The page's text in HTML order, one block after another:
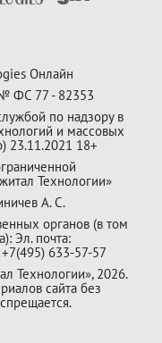
Онлайн
ФС 77 - 82353
по надзору в
и массовых
23.11.2021 18+
Технологии»
А. С.
органов (в том
Эл. почта:
633-57-57
Технологии», 2026.
сайта без